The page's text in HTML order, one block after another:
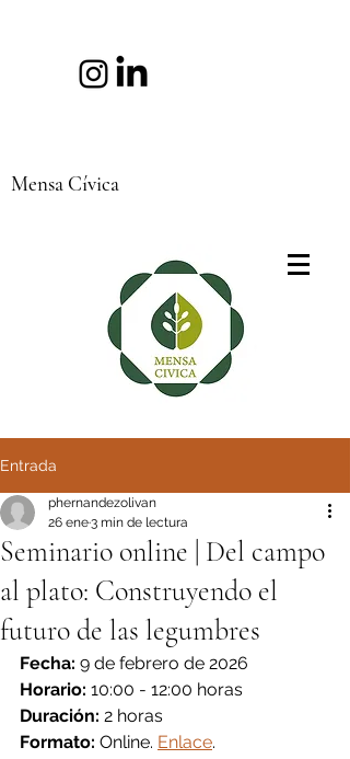
Mensa Cívica
Entrada
Seminario online | Del campo
al plato: Construyendo el
futuro de las legumbres
phernandezolivan
26 ene3 min de lectura
Fecha: 9 de febrero de 2026
Horario: 10:00 - 12:00 horas
Duración: 2 horas
Formato: Online. Enlace.